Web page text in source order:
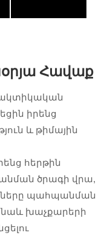
Հավաք
իրենց
և թիմային
հերթին
ծրագի վրա,
պահպանման
նաև խաչքարերի